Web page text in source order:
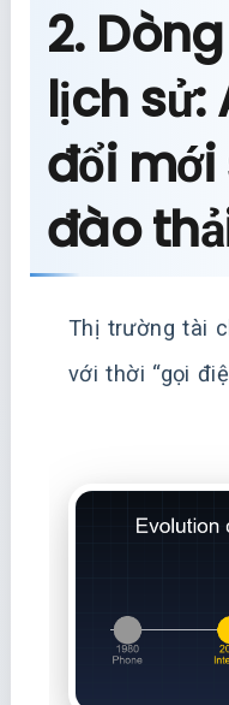
2.
lịch sử:
đổi mới
đào
Thị trường tài
với thời “gọi